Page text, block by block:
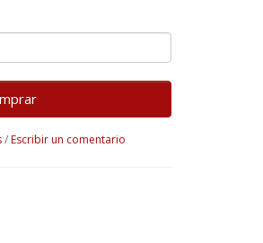
/ Escribir un comentario